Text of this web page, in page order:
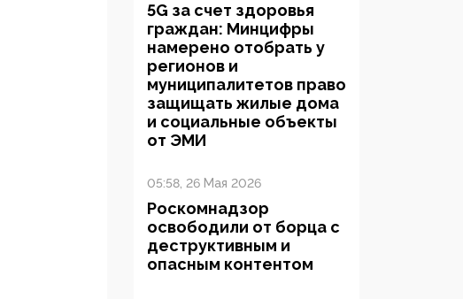
5G за счет здоровья
граждан: Минцифры
намерено отобрать у
регионов и
муниципалитетов право
защищать жилые дома
и социальные объекты
от ЭМИ
05:58, 26 Мая 2026
Роскомнадзор
освободили от борца с
деструктивным и
опасным контентом